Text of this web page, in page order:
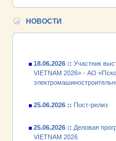
НОВОСТИ
24.06.2026 ::Открытие VII
промышленной выставки
VIETNAM 2026» - АО
VIETNAM 2026